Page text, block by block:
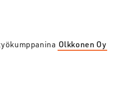
Olkkonen Oy